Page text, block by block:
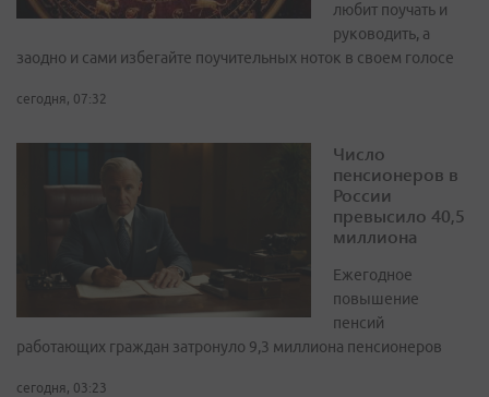
любит поучать и
руководить, а
заодно и сами избегайте поучительных ноток в своем голосе
сегодня, 07:32
Число
пенсионеров в
России
превысило 40,5
миллиона
Ежегодное
повышение
пенсий
работающих граждан затронуло 9,3 миллиона пенсионеров
сегодня, 03:23